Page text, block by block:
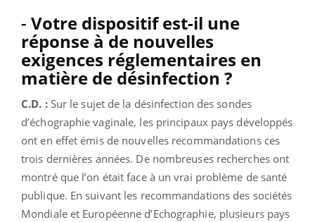
- Votre dispositif est-il une
réponse à de nouvelles
exigences réglementaires en
matière de désinfection ?
C.D. :Sur le sujet de la désinfection des sondes
d’échographie vaginale, les principaux pays développés
ont en effet émis de nouvelles recommandations ces
trois dernières années. De nombreuses recherches ont
montré que l’on était face à un vrai problème de santé
publique. En suivant les recommandations des sociétés
Mondiale et Européenne d’Echographie, plusieurs pays